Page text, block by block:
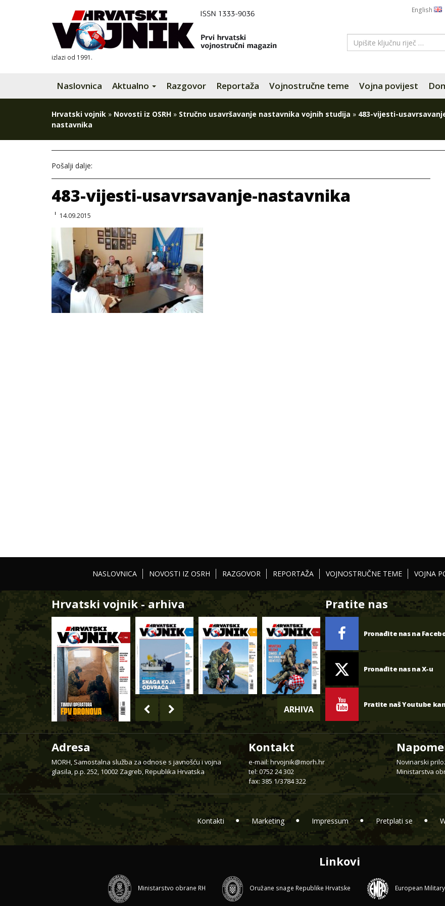
izlazi od 1991.
English
Naslovnica Aktualno Razgovor Reportaža Vojnostručne teme Vojna povijest
Hrvatski vojnik » Novosti iz OSRH » Stručno usavršavanje nastavnika vojnih studija » 483-vijesti-
nastavnika
Pošalji dalje:
483-vijesti-usavrsavanje-nastavnika
14.09.2015
NASLOVNICA NOVOSTI IZ OSRH RAZGOVOR REPORTAŽA VOJNOSTRUČNE TEME VOJNA
Hrvatski vojnik - arhiva
ARHIVA
Pratite nas
Pronađite nas na
Pronađite nas na X-u
Pratite naš Youtube
Adresa
MORH, Samostalna služba za odnose s javnošću i vojna
glasila, p.p. 252, 10002 Zagreb, Republika Hrvatska
Kontakt
e-mail: hrvojnik@morh.hr
tel: 0752 24 302
fax: 385 1/3784 322
Novinarski
Ministarstva
Kontakti Marketing Impressum Pretplati se
Linkovi
Ministarstvo obrane RH Oružane snage Republike Hrvatske European